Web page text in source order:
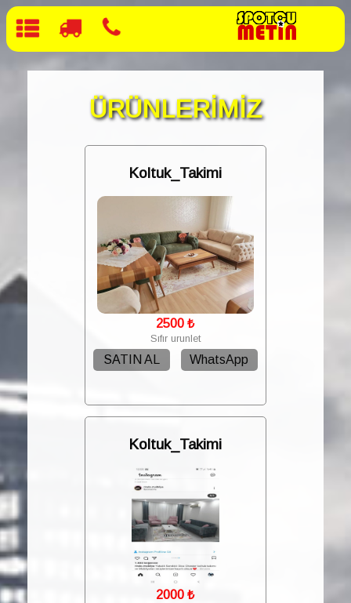
ÜRÜNLERİMİZ
Koltuk_Takimi
2500 ₺
Sıfır urunlet
SATIN AL WhatsApp
Koltuk_Takimi
2000 ₺